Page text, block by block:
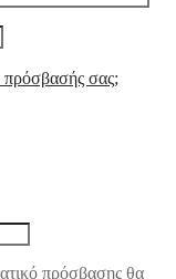
πρόσβασής σας;
πρόσβασης θα